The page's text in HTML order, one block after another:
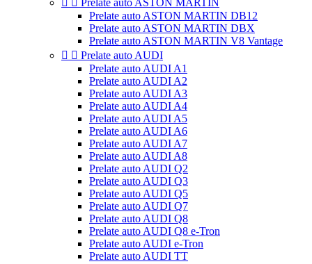
  Prelate auto ASTON MARTIN
Prelate auto ASTON MARTIN DB12
Prelate auto ASTON MARTIN DBX
Prelate auto ASTON MARTIN V8 Vantage
  Prelate auto AUDI
Prelate auto AUDI A1
Prelate auto AUDI A2
Prelate auto AUDI A3
Prelate auto AUDI A4
Prelate auto AUDI A5
Prelate auto AUDI A6
Prelate auto AUDI A7
Prelate auto AUDI A8
Prelate auto AUDI Q2
Prelate auto AUDI Q3
Prelate auto AUDI Q5
Prelate auto AUDI Q7
Prelate auto AUDI Q8
Prelate auto AUDI Q8 e-Tron
Prelate auto AUDI e-Tron
Prelate auto AUDI TT